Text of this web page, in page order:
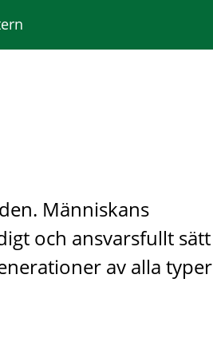
Människans
och ansvarsfullt sätt
av alla typer